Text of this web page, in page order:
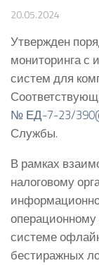
20.05.2024
Утвержден
мониторинга с
систем для
№ ЕД-7-23/
Службы.
В рамках
налоговому
системе
бестиражных